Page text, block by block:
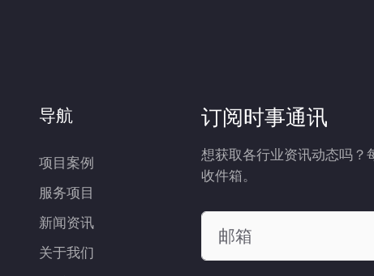
导航
项目案例
服务项目
新闻资讯
关于我们
订阅时事通讯
想获取各行业资讯动态吗？
收件箱。